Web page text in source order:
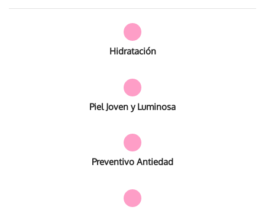
Hidratación
Piel Joven y Luminosa
Preventivo Antiedad